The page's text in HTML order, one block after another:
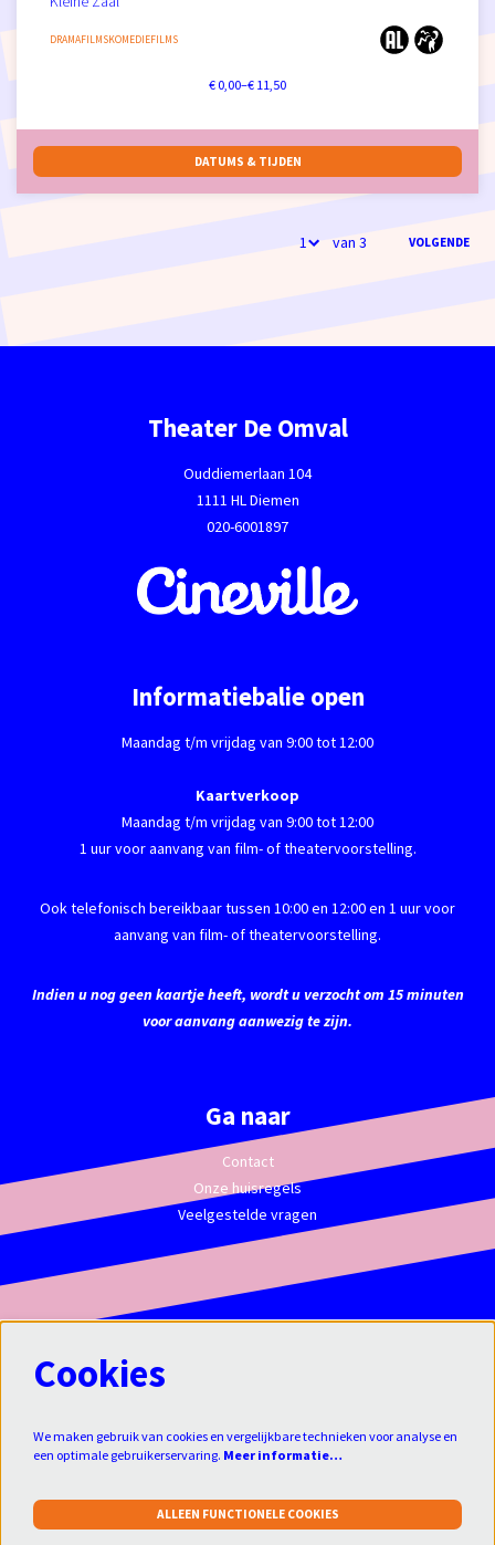
DRAMAFILMSKOMEDIEFILMS
€ 0,00–€ 11,50
DATUMS & TIJDEN
van 3 VOLGENDE
Theater De Omval
Ouddiemerlaan 104
1111 HL Diemen
020-6001897
Informatiebalie open
Maandag t/m vrijdag van 9:00 tot 12:00
Kaartverkoop
Maandag t/m vrijdag van 9:00 tot 12:00
1 uur voor aanvang van film- of theatervoorstelling.
Ook telefonisch bereikbaar tussen 10:00 en 12:00 en 1 uur voor
aanvang van film- of theatervoorstelling.
Indien u nog geen kaartje heeft, wordt u verzocht om 15 minuten
voor aanvang aanwezig te zijn.
Ga naar
Contact
Onze huisregels
Veelgestelde vragen
Cookies
We maken gebruik van cookies en vergelijkbare technieken voor analyse en
een optimale gebruikerservaring. Meer informatie…
ALLEEN FUNCTIONELE COOKIES